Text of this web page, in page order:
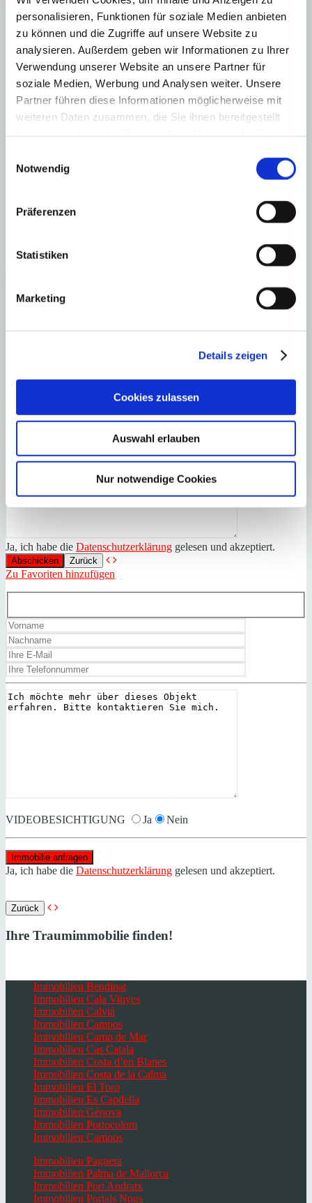
personalisieren, Funktionen für soziale Medien anbieten
zu können und die Zugriffe auf unsere Website zu
analysieren. Außerdem geben wir Informationen zu Ihrer
Verwendung unserer Website an unsere Partner für
soziale Medien, Werbung und Analysen weiter. Unsere
Partner führen diese Informationen möglicherweise mit
weiteren Daten zusammen, die Sie ihnen bereitgestellt
Notwendig
Präferenzen
Statistiken
Marketing
Details zeigen
Cookies zulassen
Auswahl erlauben
Nur notwendige Cookies
Zuständiges Büro
OFICINA SANTANYI | Mirjana Antic 0034971163400
Haftungs- und Courtageklausel
Alle Angaben basieren auf Informationen und Daten, die uns vom
und Aktualität der Angaben und Legalität der Immobilie. Die
angegebenen Preise enthalten nicht die vom Käufer zu tragenden
Nebenkosten wie Steuern, Notar-, Grundbuch- und Gestoriakosten.
HOMEPAGES” von
Auf 124 Seiten finden Sie die aktuellen Immobilien-Angebote.
Anfrage starten für:
Erstklassige Investition in
Projektgenehmigung zur Erweiterung
Ja, ich habe die Datenschutzerklärung gelesen und akzeptiert.
Zurück
Zu Favoriten hinzufügen
VIDEOBESICHTIGUNG Ja Nein
Ja, ich habe die Datenschutzerklärung gelesen und akzeptiert.
Zurück
Ihre Traumimmobilie finden!
Immobilien Bendinat
Immobilien Cala Vinyes
Immobilien Calvià
Immobilien Campos
Immobilien Camp de Mar
Immobilien Cas Catala
Immobilien Costa d’en Blanes
Immobilien Costa de la Calma
Immobilien El Toro
Immobilien Es Capdella
Immobilien Génova
Immobilien Portocolom
Immobilien Campos
Immobilien Paguera
Immobilien Palma de Mallorca
Immobilien Port Andratx
Immobilien Portals Nous